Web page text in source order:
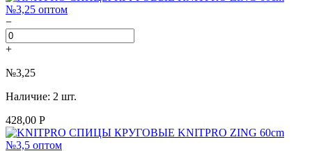
−
+
№3,25
Наличие: 2 шт.
428,00 Р